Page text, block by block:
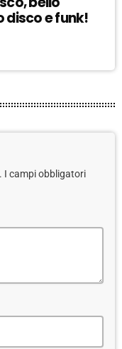
disco e funk!
I campi obbligatori